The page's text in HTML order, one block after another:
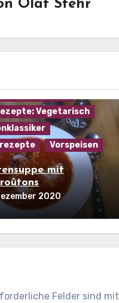
Olaf Stehr
Vegetarisch
Vorspeisen
mit
2020
Felder sind mit